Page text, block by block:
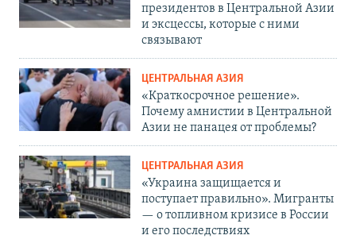
президентов в Центральной Азии
и эксцессы, которые с ними
связывают
ЦЕНТРАЛЬНАЯ АЗИЯ
«Краткосрочное решение».
Почему амнистии в Центральной
Азии не панацея от проблемы?
ЦЕНТРАЛЬНАЯ АЗИЯ
«Украина защищается и
поступает правильно». Мигранты
— о топливном кризисе в России
и его последствиях